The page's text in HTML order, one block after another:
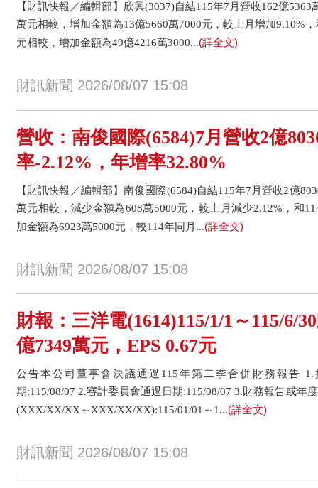
【財訊快報／編輯部】欣興(3037)自結115年7月營收162億
萬元相較，增加金額為13億5660萬7000元，較上月增加9.10%
元相較，增加金額為49億4216萬3000...(詳全文)
財訊新聞 2026/08/07 15:08
營收：南俊國際(6584)7月營收2億
率-2.12%，年增率32.80%
【財訊快報／編輯部】南俊國際(6584)自結115年7月營收2億
萬元相較，減少金額為608萬5000元，較上月減少2.12%，和
加金額為6923萬5000元，較114年同月...(詳全文)
財訊新聞 2026/08/07 15:08
財報：三洋電(1614)115/1/1～115/6/
億7349萬元，EPS 0.67元
公告本公司董事會決議通過115年第二季合併財務報告
期:115/08/07 2.審計委員會通過日期:115/08/07 3.財務報告或年
(XXX/XX/XX～XXX/XX/XX):115/01/01～1...(詳全文)
財訊新聞 2026/08/07 15:08